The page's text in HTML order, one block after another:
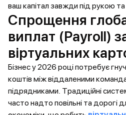
ваш капітал завжди під рукою
Спрощення
виплат (Payroll)
віртуальних
Бізнес у 2026 році потребує
коштів між віддаленими
підрядниками. Традиційні
часто надто повільні та дорогі